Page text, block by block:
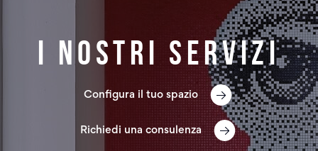
I nostri servizi
Configura il tuo spazio
Richiedi una consulenza